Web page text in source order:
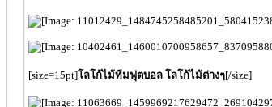
[size=15pt]โลโก้ไม้ทีมฟุตบอล โลโก้ไม้ต่างๆ[/size]